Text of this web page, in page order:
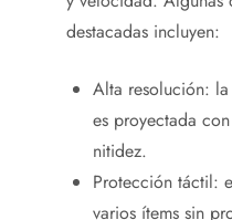
destacadas incluyen:
Alta resolución:
es proyectada
nitidez.
Protección táctil:
varios ítems sin